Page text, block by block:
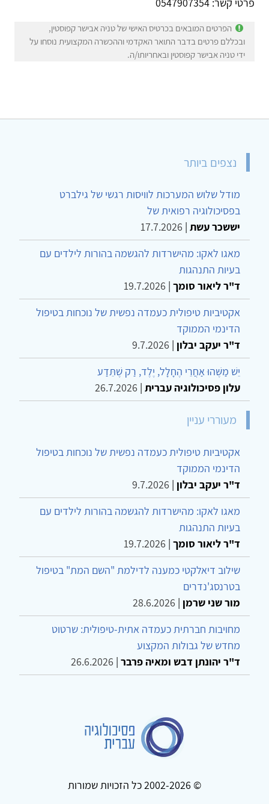
הפרטים המובאים בכרטיס האישי של טניה אבישר קפוסטין,
ובכללם פרטים בדבר התואר האקדמי וההכשרה המקצועית נוסחו על
ידי טניה אבישר קפוסטין ובאחריותו/ה.
נצפים ביותר
מודל שלוש המערכות לוויסות רגשי של גילברט
בפסיכולוגיה רפואית של
יששכר עשת |
17.7.2026
מאגו לאקו: מהישרדות להגשמה בהורות לילדים עם
בעיות התנהגות
ד"ר ליאור סומך |
19.7.2026
אקטיביות טיפולית כעמדה נפשית של נוכחות בטיפול
הדינמי הממוקד
ד"ר יעקב יבלון |
9.7.2026
יֵשׁ מַשֶּׁהוּ אַחֲרֵי הֶחָלָל, יֶלֶד, רַק שֶׁתֵּדַע
עלון פסיכולוגיה עברית |
26.7.2026
מעוררי עניין
אקטיביות טיפולית כעמדה נפשית של נוכחות בטיפול
הדינמי הממוקד
ד"ר יעקב יבלון |
9.7.2026
מאגו לאקו: מהישרדות להגשמה בהורות לילדים עם
בעיות התנהגות
ד"ר ליאור סומך |
19.7.2026
שילוב דיאלקטי כמענה לדילמת "השם המת" בטיפול
בטרנסג'נדרים
מור שני שרמן |
28.6.2026
מחויבות חברתית כעמדה אתית-טיפולית: שרטוט
מחדש של גבולות המקצוע
ד"ר יהונתן דבש ומאיה פרבר |
26.6.2026
© 2002-2026 כל הזכויות שמורות